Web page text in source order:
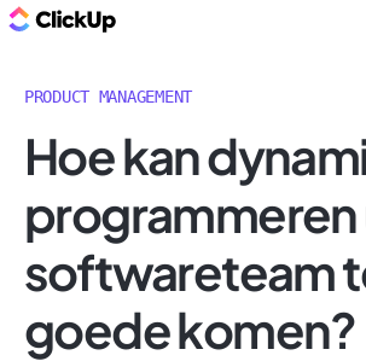
PRODUCT MANAGEMENT
Hoe kan
softwareteam
goede komen?